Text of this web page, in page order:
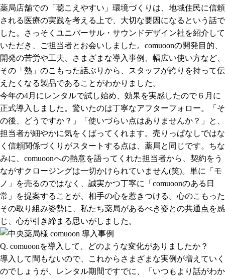
薬局店舗での「聴こえやすい」環境づくりは、地域住民に信頼
される医療の実践を考える上で、大切な要因になるという話で
した。さっそくユニバーサル・サウンドデザイン社を紹介して
いただき、ご担当者とお会いしました。comuoonの開発目的、
開発の苦労や工夫、さまざまな導入事例、幅広い使い方など、
その「熱」のこもった話ぶりから、スタッフが誇りを持って伝
えたくなる製品であることがわかりました。
今年の4月にレンタルで試し始め、効果を実感したので６月に
正式導入しました。驚いたのは丁寧なアフターフォロー。「そ
の後、どうですか？」「使いづらい点はありませんか？」と、
担当者が細やかに気をくばってくれます。売りっぱなしではな
く信頼関係づくりがスタートする点は、薬局と同じです。ちな
みに、comuoonへの熱意を語ってくれた担当者から、契約をう
ながすクロージングは一切かけられていません(笑)。単に「モ
ノ」を売るのではなく、誠実かつ丁寧に「comuoonのある日
常」を提案することが、相手の心を惹きつける。心のこもった
その取り組み姿勢に、私たち薬局があるべき姿との共通点を感
じ、心が引き締まる思いがしました。
Q. comuoonを導入して、どのような変化がありましたか？
導入して間もないので、これからさまざまな実例が増えていく
のでしょうが、レンタル期間ですでに、「いつもより話がわか